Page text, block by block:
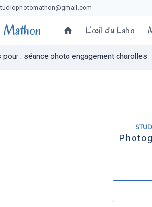
L’œil du Labo
pour : séance photo engagement charolles